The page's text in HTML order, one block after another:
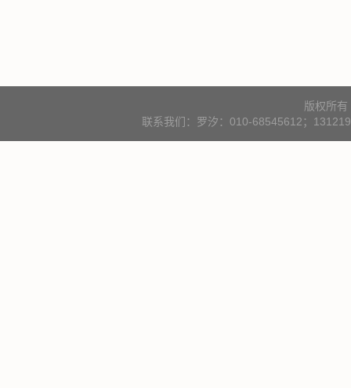
版权所
联系我们：罗汐：010-68545612；